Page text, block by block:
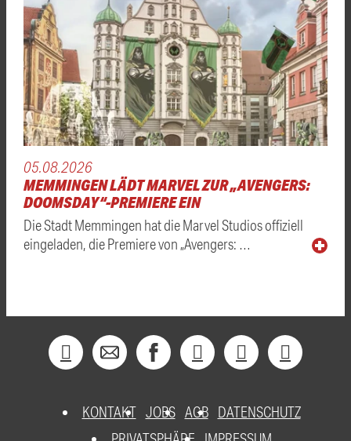
05.08.2026
MEMMINGEN LÄDT MARVEL ZUR „AVENGERS:
DOOMSDAY“-PREMIERE EIN
Die Stadt Memmingen hat die Marvel Studios offiziell
eingeladen, die Premiere von „Avengers: …
KONTAKT JOBS AGB DATENSCHUTZ